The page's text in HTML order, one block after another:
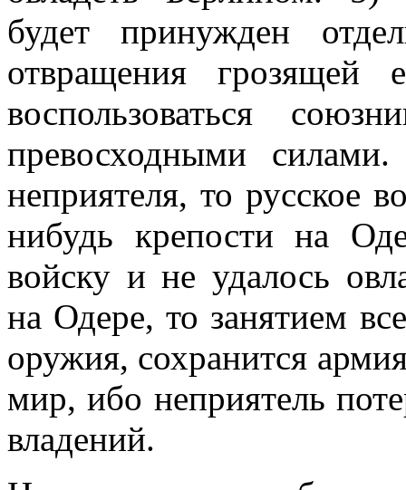
будет принужден
отвращения
воспользоваться
превосходными
неприятеля, то русское
нибудь крепости на
войску и не удалось
на Одере, то занятием
оружия, сохранится
мир, ибо неприятель
владений.